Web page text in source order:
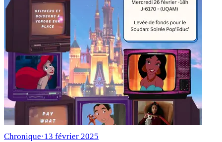
Chronique·13 février 2025